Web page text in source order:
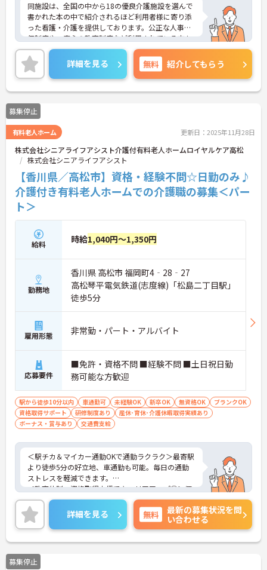
同施設は、全国の中から18の優良介護施設を選んで
書かれた本の中で紹介されるほど利用者様に寄り添
った看護・介護を提供しております。公正な人事評
価制度や、安心の教育制度など利用されている方も
働いている職員も充実した生活を送ることができる
環境が整っております。年間休日110日以上、残業
はほとんど無しとご家庭やプライベートとも両立が
しやすく、長く安心して勤務していただける職場で
す。
ぜひ詳細は担当アドバイザーへお尋ねください。
詳細を見る 無料 紹介してもらう
募集停止
有料老人ホーム 更新日：2025年11月28日
株式会社シニアライフアシスト介護付有料老人ホームロイヤルケア高松
株式会社シニアライフアシスト
【香川県／高松市】資格・経験不問☆日勤のみ♪
介護付き有料老人ホームでの介護職の募集＜パー
ト＞
給料 時給1,040円～1,350円
勤務地
香川県 高松市 福岡町4‐28‐27
高松琴平電気鉄道(志度線)「松島二丁目駅」
徒歩5分
雇用形態 非常勤・パート・アルバイト
応募要件
■免許・資格不問 ■経験不問 ■土日祝日勤
務可能な方歓迎
駅から徒歩10分以内 車通勤可 未経験OK 新卒OK 無資格OK
ブランクOK
資格取得サポート
研修制度あり
産休･育休･介護休暇取得実績あり
ボーナス・賞与あり
交通費支給
＜駅チカ＆マイカー通勤OKで通勤ラクラク＞最寄駅
より徒歩5分の好立地、車通勤も可能。毎日の通勤
ストレスを軽減できます。
＜教育体制・資格取得支援でキャリアアップ◎＞個
別プリセプター配置＆資格取得支援制度で未経験や
無資格からでも安心スタート！
＜柔軟なシフト勤務が可能＞週2日～5日、1日4時間
から勤務相談ができるので家庭の事情や希望に合わ
せて働けます。
ご興味のある方には、面接対策ポイント等、さらに
詳細をお話ししますのでお気軽にご相談ください！
詳細を見る 無料
最新の募集状況を問
い合わせる
募集停止